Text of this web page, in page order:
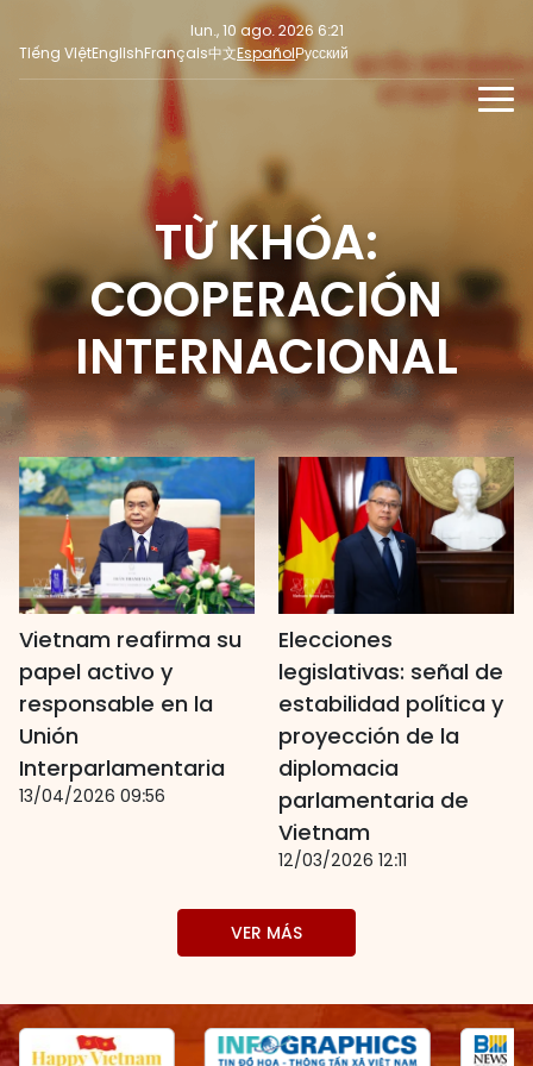
lun., 10 ago. 2026 6:21
Tiếng ViệtEnglishFrançais中文EspañolРусский
Últimas noticias
Enfoque
Opinión
REDES SOCIALESTỪ KHÓA:
COOPERACIÓN
INTERNACIONAL
Vietnam reafirma su
papel activo y
responsable en la
Unión
Interparlamentaria
13/04/2026 09:56
Elecciones
legislativas: señal de
estabilidad política y
proyección de la
diplomacia
parlamentaria de
Vietnam
12/03/2026 12:11
VER MÁS